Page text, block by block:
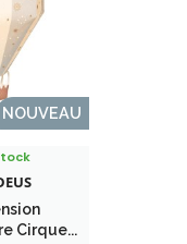
Cirque...
NOUVEAU